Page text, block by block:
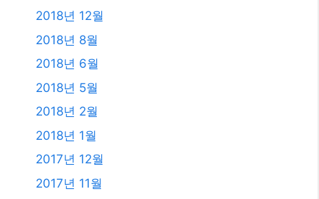
2018년 12월
2018년 8월
2018년 6월
2018년 5월
2018년 2월
2018년 1월
2017년 12월
2017년 11월